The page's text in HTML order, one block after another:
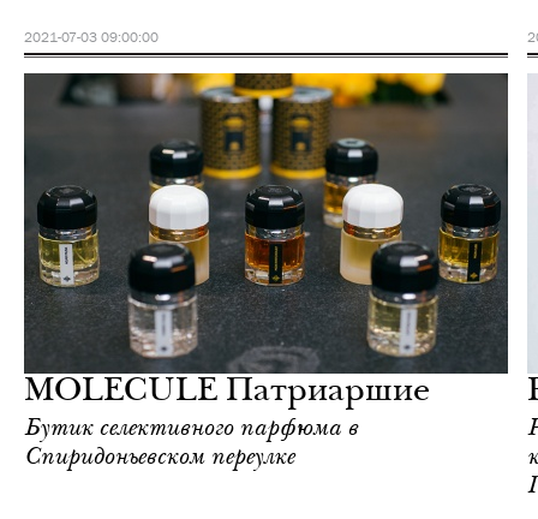
2021-07-03 09:00:00
MOLECULE Патриаршие
Бутик селективного парфюма в
Спиридоньевском переулке